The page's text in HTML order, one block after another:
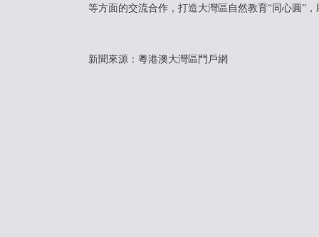
等方面的交流合作，打造大灣區自然教育“同心圓”
新聞來源：粵港澳大灣區門戶網